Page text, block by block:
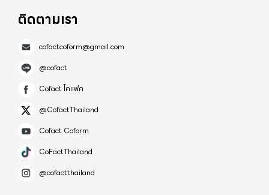
ถ่องแท้ ไม่สามารถเข้าถึงจิตวิญญาณธรรมศาสตร์ได้ นับ
เป็นการกระทำที่รู้เท่าไม่ถึงการณ์อีกครั้งหนึ่ง อย่างไรก็ดี
ธรรมศาสตร์เช่นกันเพราะเนื้อหาระบุถึงความเป็นไทย
รักชาติไทย บูชาไทย อีกทั้งมีทำนองเพลงไทยเดิม ซึ่ง
เป็นการอนุรักษณ์วัฒนธรรมที่ดีของชาวไทยไว้ 3. จาก
เหตุผลที่กล่าวมาข้างต้น ทำให้น่าเชื่อได้ว่าผู้กระทำ
ความศรัทธา ทำลายสิ่งยึดเหนี่ยวจิตใจของสังคมไทยใน
ทุกๆ ภาคส่วนอย่างเป็นกระบวนการ ดังจะเห็นได้จาก
ติดตามเรา
cofactcoform@gmail.com
@cofact
Cofact โคแฟค
@CofactThailand
Cofact Coform
CoFactThailand
@cofactthailand